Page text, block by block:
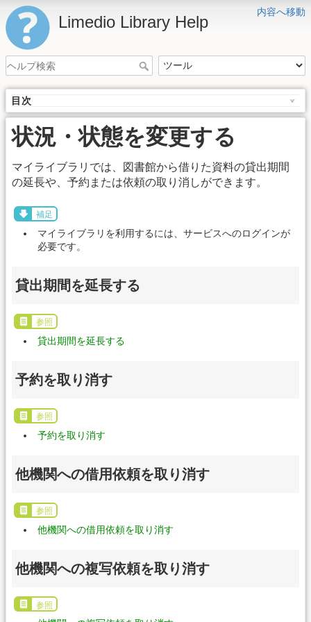
内容へ移動
Limedio Library Help
目次
状況・状態を変更する
マイライブラリでは、図書館から借りた資料の貸出期間
の延長や、予約または依頼の取り消しができます。
補足
マイライブラリを利用するには、サービスへのログインが
必要です。
貸出期間を延長する
参照
貸出期間を延長する
予約を取り消す
参照
予約を取り消す
他機関への借用依頼を取り消す
参照
他機関への借用依頼を取り消す
他機関への複写依頼を取り消す
参照